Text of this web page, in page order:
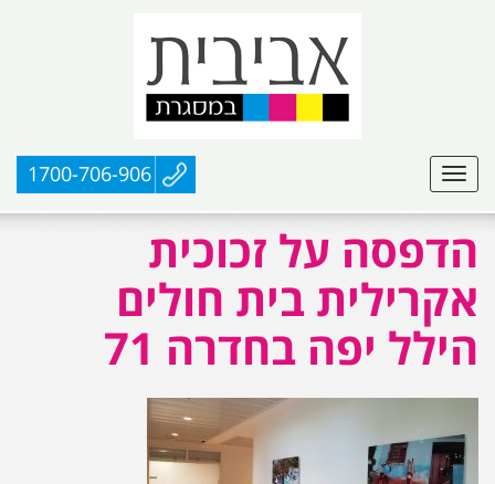
1700-706-906
הדפסה על זכוכית
אקרילית בית חולים
הילל יפה בחדרה 71